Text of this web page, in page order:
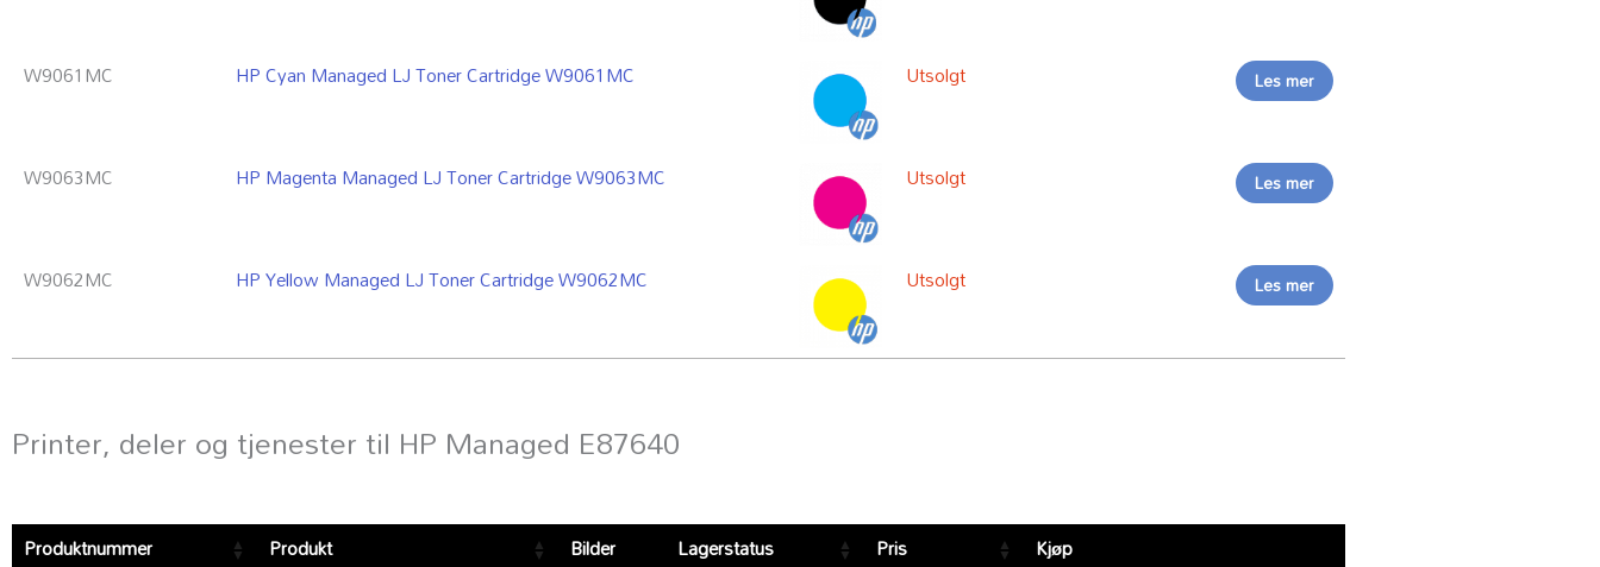
W9061MC HP Cyan Managed LJ Toner Cartridge W9061MC Utsolgt Les mer
W9063MC HP Magenta Managed LJ Toner Cartridge W9063MC Utsolgt Les mer
W9062MC HP Yellow Managed LJ Toner Cartridge W9062MC Utsolgt Les mer
Printer, deler og tjenester til HP Managed E87640
Produktnummer Produkt Bilder Lagerstatus Pris
Kjøp
Servicetekniker timepris antall